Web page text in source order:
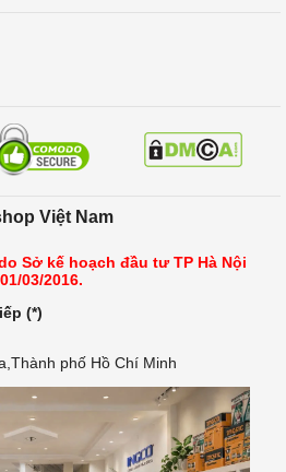
Việt Nam
Sở kế hoạch đầu tư TP Hà Nội
03/2016.
(*)
phố Hồ Chí Minh